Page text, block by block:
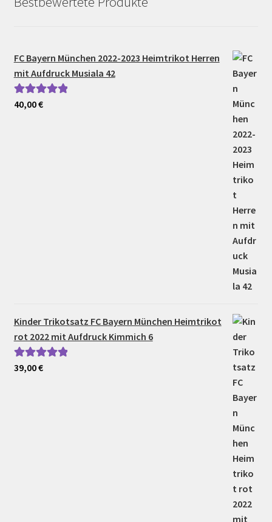
FC Bayern München 2022-2023 Heimtrikot Herren
mit Aufdruck Musiala 42
Bewertet mit
40,00€
Kinder Trikotsatz FC Bayern München Heimtrikot
rot 2022 mit Aufdruck Kimmich 6
Bewertet mit
39,00€